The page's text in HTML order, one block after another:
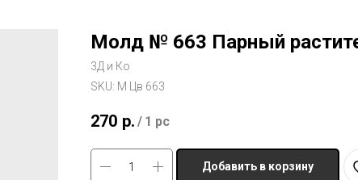
Молд № 663 Парный
3Д и Ко
SKU: М Цв 663
270 р. / 1 pc
Добавить в корзину